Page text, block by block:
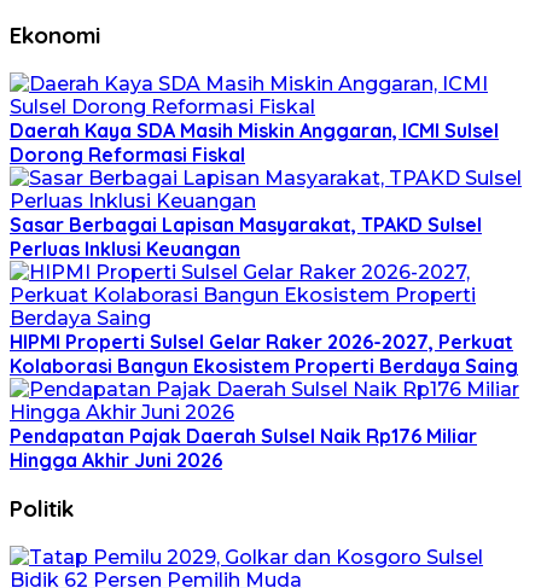
Ekonomi
Daerah Kaya SDA Masih Miskin Anggaran, ICMI Sulsel
Dorong Reformasi Fiskal
Sasar Berbagai Lapisan Masyarakat, TPAKD Sulsel
Perluas Inklusi Keuangan
HIPMI Properti Sulsel Gelar Raker 2026-2027, Perkuat
Kolaborasi Bangun Ekosistem Properti Berdaya Saing
Pendapatan Pajak Daerah Sulsel Naik Rp176 Miliar
Hingga Akhir Juni 2026
Politik